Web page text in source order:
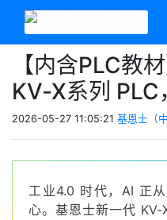
【内含PLC教
KV‑X系列
2026-05-27 11:05:21 基恩士（
工业4.0 时代，AI 正
心。基恩士新一代